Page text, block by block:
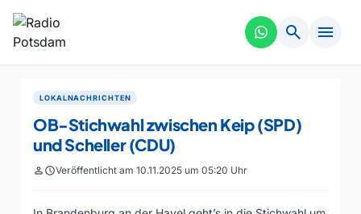
search menu
LOKALNACHRICHTEN
OB-Stichwahl zwischen Keip (SPD)
und Scheller (CDU)
personscheduleVeröffentlicht am 10.11.2025 um 05:20 Uhr